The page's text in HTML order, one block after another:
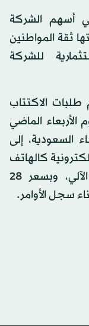
أسهم الشركة
ثقة المواطنين
للشركة
الاكتتاب
الأربعاء الماضي
السعودية، إلى
كالهاتف
المصرفي والإنترنت وأجهزة الصرف الآلي، وبسعر 28
سجل الأوامر.